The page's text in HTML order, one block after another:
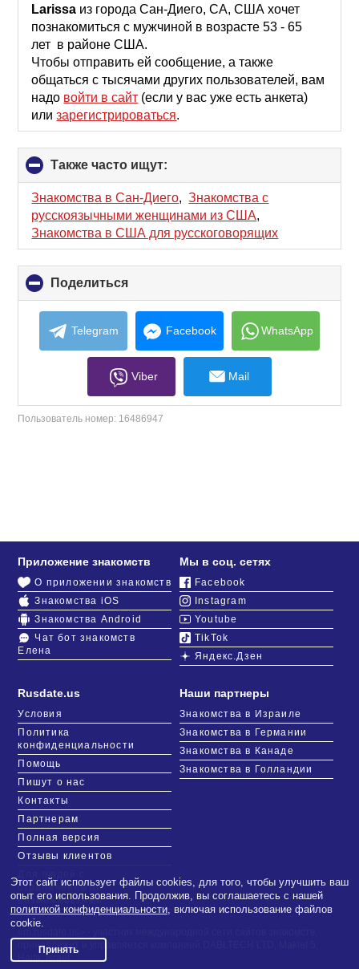
collapse
contents
Larissa из города Сан-Диего, CA, США хочет
познакомиться с мужчиной в возрасте 53 - 65
лет в районе США.
Чтобы отправить ей сообщение, а также
общаться с тысячами других пользователей, вам
надо войти в сайт (если у вас уже есть анкета)
илизарегистрироваться.
Также часто ищут:
to
collapse
contents
Знакомства в Сан-Диего,Знакомства с
русскоязычными женщинами из США,
Знакомства в США для русскоговорящих
Поделиться
to
collapse
contents
Telegram Facebook WhatsApp
Viber Mail
Пользователь номер: 16486947
Rusdate.us
Условия
Политика
конфиденциальности
Помощь
Пишут о нас
Контакты
Партнерам
Полная версия
Отзывы клиентов
ограниченными
возможностями
Приложение знакомств
О приложении знакомств
Знакомства iOS
Знакомства Android
Чат бот знакомств
Елена
Мы в соц. сетях
Facebook
Instagram
Youtube
TikTok
Яндекс.Дзен
Наши партнеры
Знакомства в Израиле
Знакомства в Германии
Знакомства в Канаде
Знакомства в Голландии
принадлежит и управляется компанией DABLTECH LTD, Maklef 5,
Haifa, Israel.
Этот сайт использует файлы cookies, для того, чтобы улучшить ваш
опыт его использования. Продолжив, вы соглашаетесь с нашей
политикой конфиденциальности, включая использование файлов
cookie.
Принять